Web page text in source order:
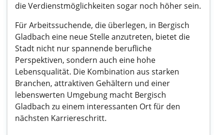
die Verdienstmöglichkeiten sogar noch höher sein.
Für Arbeitssuchende, die überlegen, in Bergisch
Gladbach eine neue Stelle anzutreten, bietet die
Stadt nicht nur spannende berufliche
Perspektiven, sondern auch eine hohe
Lebensqualität. Die Kombination aus starken
Branchen, attraktiven Gehältern und einer
lebenswerten Umgebung macht Bergisch
Gladbach zu einem interessanten Ort für den
nächsten Karriereschritt.